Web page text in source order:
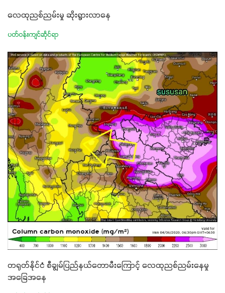
လေထုညစ်ညမ်းမှု ဆိုးရွားလာနေ
ပတ်ဝန်းကျင်ဆိုင်ရာ
တရုတ်နိုင်ငံ စီချွမ်ပြည်နယ်တောမီးကြောင့် လေထုညစ်ညမ်းနေမှု
အခြေအနေ